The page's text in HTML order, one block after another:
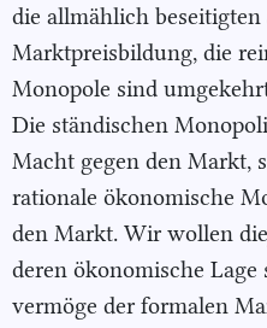
die allmählich
Marktpreisbildung, die
Monopole sind
Die ständischen
Macht gegen den Markt,
rationale ökonomische
den Markt. Wir wollen
deren ökonomische Lage
vermöge der formalen